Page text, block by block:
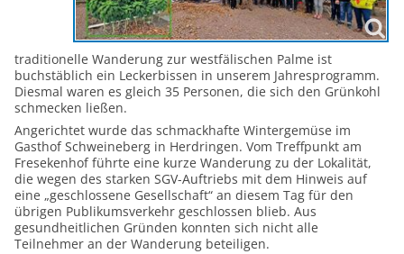
traditionelle Wanderung zur westfälischen Palme ist
buchstäblich ein Leckerbissen in unserem Jahresprogramm.
Diesmal waren es gleich 35 Personen, die sich den Grünkohl
schmecken ließen.
Angerichtet wurde das schmackhafte Wintergemüse im
Gasthof Schweineberg in Herdringen. Vom Treffpunkt am
Fresekenhof führte eine kurze Wanderung zu der Lokalität,
die wegen des starken SGV-Auftriebs mit dem Hinweis auf
eine „geschlossene Gesellschaft“ an diesem Tag für den
übrigen Publikumsverkehr geschlossen blieb. Aus
gesundheitlichen Gründen konnten sich nicht alle
Teilnehmer an der Wanderung beteiligen.